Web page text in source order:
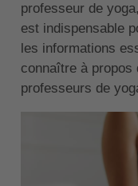
professeur de
est indispensable
les informations
connaître à propos
professeurs de